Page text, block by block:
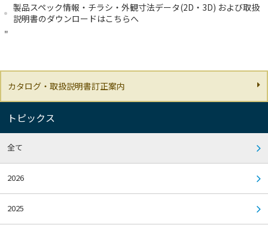
製品スペック情報・チラシ・外観寸法データ(2D・3D) および取扱
説明書のダウンロードはこちらへ
"
カタログ・取扱説明書訂正案内
トピックス
全て
2026
2025